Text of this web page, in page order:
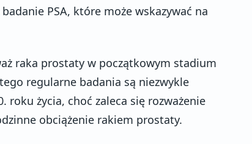
PSA, które może wskazywać na
raka prostaty w początkowym stadium
regularne badania są niezwykle
roku życia, choć zaleca się rozważenie
obciążenie rakiem prostaty.